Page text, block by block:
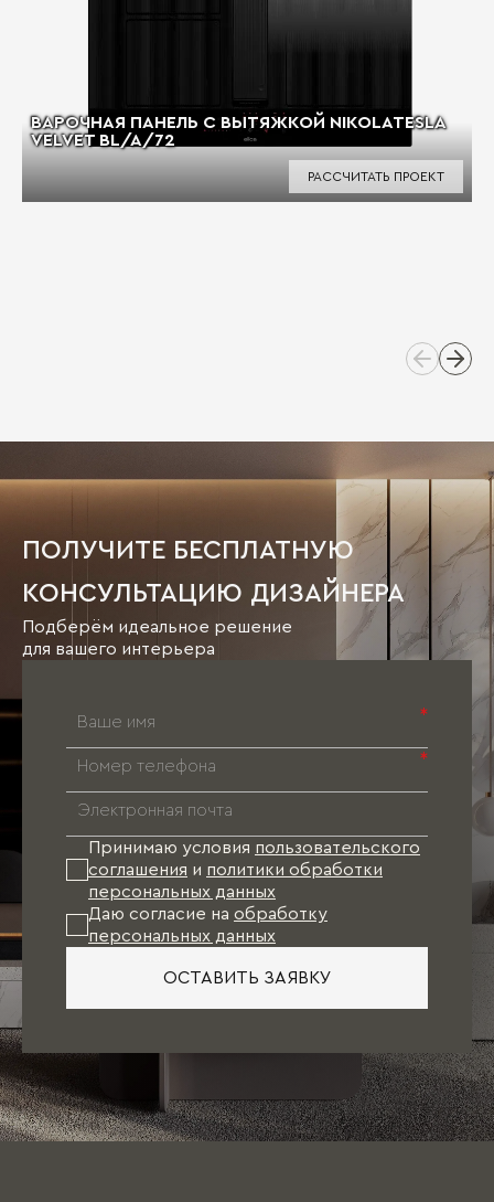
ВАРОЧНАЯ ПАНЕЛЬ С ВЫТЯЖКОЙ NIKOLATESLA
VELVET BL/A/72
РАССЧИТАТЬ ПРОЕКТ
ПОЛУЧИТЕ БЕСПЛАТНУЮ
КОНСУЛЬТАЦИЮ ДИЗАЙНЕРА
Подберём идеальное решение
для вашего интерьера
*
*
Принимаю условия пользовательского
соглашения и политики обработки
персональных данных
Даю согласие на обработку
персональных данных
ОСТАВИТЬ ЗАЯВКУ